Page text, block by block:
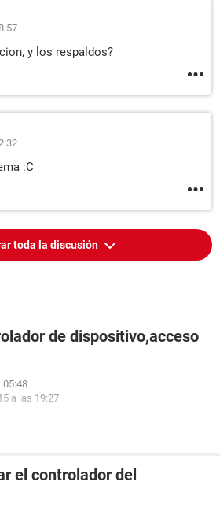
y los respaldos?
:C
toda la discusión
de dispositivo,acceso
05:48
a las 19:27
el controlador del